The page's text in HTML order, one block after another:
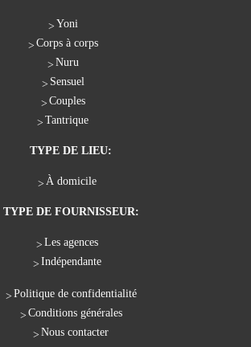
Yoni
Corps à corps
Nuru
Sensuel
Couples
Tantrique
TYPE DE LIEU:
À domicile
TYPE DE FOURNISSEUR:
Les agences
Indépendante
Politique de confidentialité
Conditions générales
Nous contacter